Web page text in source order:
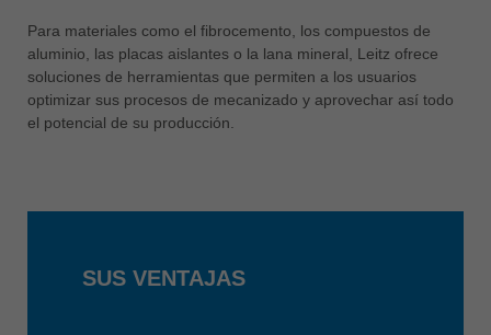
ไทย
Україна
yкраїнська
Para materiales como el fibrocemento, los compuestos de
aluminio, las placas aislantes o la lana mineral, Leitz ofrece
soluciones de herramientas que permiten a los usuarios
optimizar sus procesos de mecanizado y aprovechar así todo
el potencial de su producción.
SUS VENTAJAS